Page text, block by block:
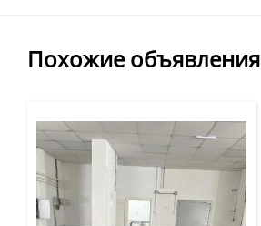
Похожие объявления